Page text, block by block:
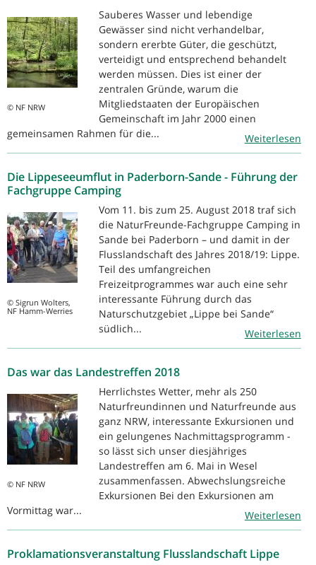
© NF NRW
Sauberes Wasser und lebendige
Gewässer sind nicht verhandelbar,
sondern ererbte Güter, die geschützt,
verteidigt und entsprechend behandelt
werden müssen. Dies ist einer der
zentralen Gründe, warum die
Mitgliedstaaten der Europäischen
Gemeinschaft im Jahr 2000 einen
gemeinsamen Rahmen für die...
Weiterlesen
Die Lippeseeumflut in Paderborn-Sande - Führung der
Fachgruppe Camping
© Sigrun Wolters,
NF Hamm-Werries
Vom 11. bis zum 25. August 2018 traf sich
die NaturFreunde-Fachgruppe Camping in
Sande bei Paderborn – und damit in der
Flusslandschaft des Jahres 2018/19: Lippe.
Teil des umfangreichen
Freizeitprogrammes war auch eine sehr
interessante Führung durch das
Naturschutzgebiet „Lippe bei Sande“
südlich...
Weiterlesen
Das war das Landestreffen 2018
© NF NRW
Herrlichstes Wetter, mehr als 250
Naturfreundinnen und Naturfreunde aus
ganz NRW, interessante Exkursionen und
ein gelungenes Nachmittagsprogramm -
so lässt sich unser diesjähriges
Landestreffen am 6. Mai in Wesel
zusammenfassen. Abwechslungsreiche
Exkursionen Bei den Exkursionen am
Vormittag war...
Weiterlesen
Proklamationsveranstaltung Flusslandschaft Lippe